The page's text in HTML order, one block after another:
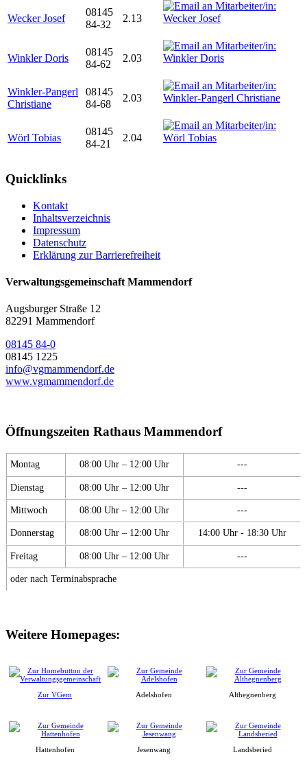
Wecker Josef
08145
84-32
2.13
Winkler Doris
08145
84-62
2.03
Winkler-Pangerl
Christiane
08145
84-68
2.03
Wörl Tobias
08145
84-21
2.04
Quicklinks
Kontakt
Inhaltsverzeichnis
Impressum
Datenschutz
Erklärung zur Barrierefreiheit
Verwaltungsgemeinschaft Mammendorf
Augsburger Straße 12
82291 Mammendorf
08145 84-0
08145 1225
info@vgmammendorf.de
www.vgmammendorf.de
Öffnungszeiten Rathaus Mammendorf
Montag 08:00 Uhr – 12:00 Uhr ---
Dienstag 08:00 Uhr – 12:00 Uhr ---
Mittwoch 08:00 Uhr – 12:00 Uhr ---
Donnerstag 08:00 Uhr – 12:00 Uhr 14:00 Uhr - 18:30 Uhr
Freitag 08:00 Uhr – 12:00 Uhr ---
oder nach Terminabsprache
Weitere Homepages:
Zur VGem Adelshofen Althegnenberg
Hattenhofen Jesenwang Landsberied